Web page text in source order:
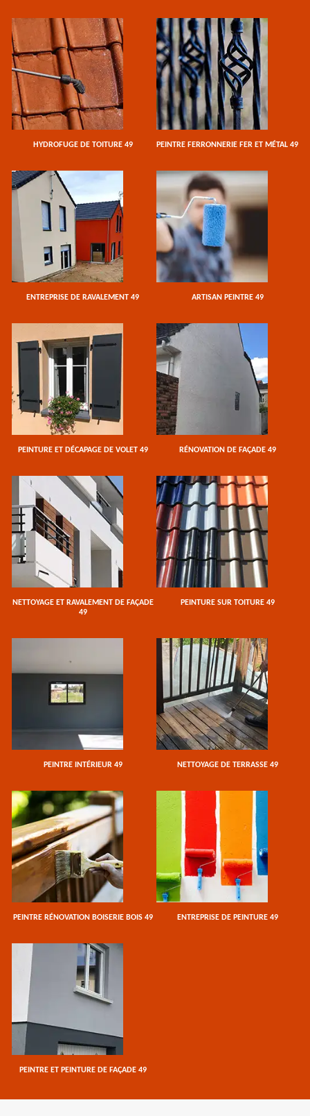
HYDROFUGE DE TOITURE 49 PEINTRE FERRONNERIE FER ET MÉTAL 49
ENTREPRISE DE RAVALEMENT 49 ARTISAN PEINTRE 49
PEINTURE ET DÉCAPAGE DE VOLET 49 RÉNOVATION DE FAÇADE 49
NETTOYAGE ET RAVALEMENT DE FAÇADE
49
PEINTURE SUR TOITURE 49
PEINTRE INTÉRIEUR 49 NETTOYAGE DE TERRASSE 49
PEINTRE RÉNOVATION BOISERIE BOIS 49 ENTREPRISE DE PEINTURE 49
PEINTRE ET PEINTURE DE FAÇADE 49